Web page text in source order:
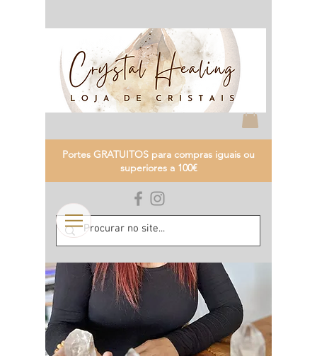
Portes GRATUITOS para compras iguais ou
superiores a 100€